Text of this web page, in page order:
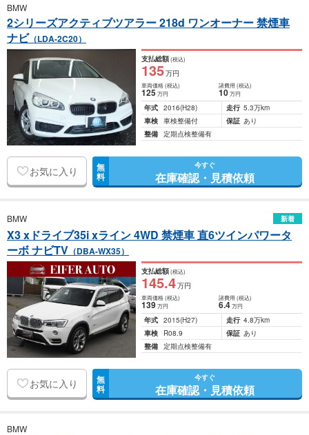
BMW
2シリーズアクティブツアラー 218d ワンオーナー 禁煙車
ナビ（LDA-2C20）
支払総額(税込)
135万円
車両価格(税込)
125万円
諸費用 (税込)
10 万円
年式 2016(H28) 走行 5.3万km
車検 車検整備付 保証 あり
整備 定期点検整備有
お気に入り 無
料
今すぐ
在庫確認・見積依頼
BMW 新着
X3 xドライブ35i xライン 4WD 禁煙車 直6ツインパワータ
ーボ ナビTV （DBA-WX35）
支払総額(税込)
145.4万円
車両価格(税込)
139万円
諸費用 (税込)
6.4 万円
年式 2015(H27) 走行 4.8万km
車検
R08.9 保証 あり
整備 定期点検整備有
お気に入り 無
料
今すぐ
在庫確認・見積依頼
BMW